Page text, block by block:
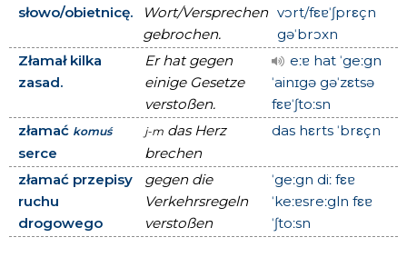
słowo/obietnicę.
Wort/Versprechen
gebrochen.
vɔrt/fεɐˈʃprεçn
gəˈbrɔxn
Złamał kilka
zasad.
Er hat gegen
einige Gesetze
verstoßen.
eːɐ hat ˈgeːgn
ˈainɪgə gəˈzεtsə
fεɐˈʃtoːsn
złamać komuś
serce
j-m das Herz
brechen
das hεrts ˈbrεçn
złamać przepisy
ruchu
drogowego
gegen die
Verkehrsregeln
verstoßen
ˈgeːgn diː fεɐ
ˈkeːɐsreːgln fεɐ
ˈʃtoːsn